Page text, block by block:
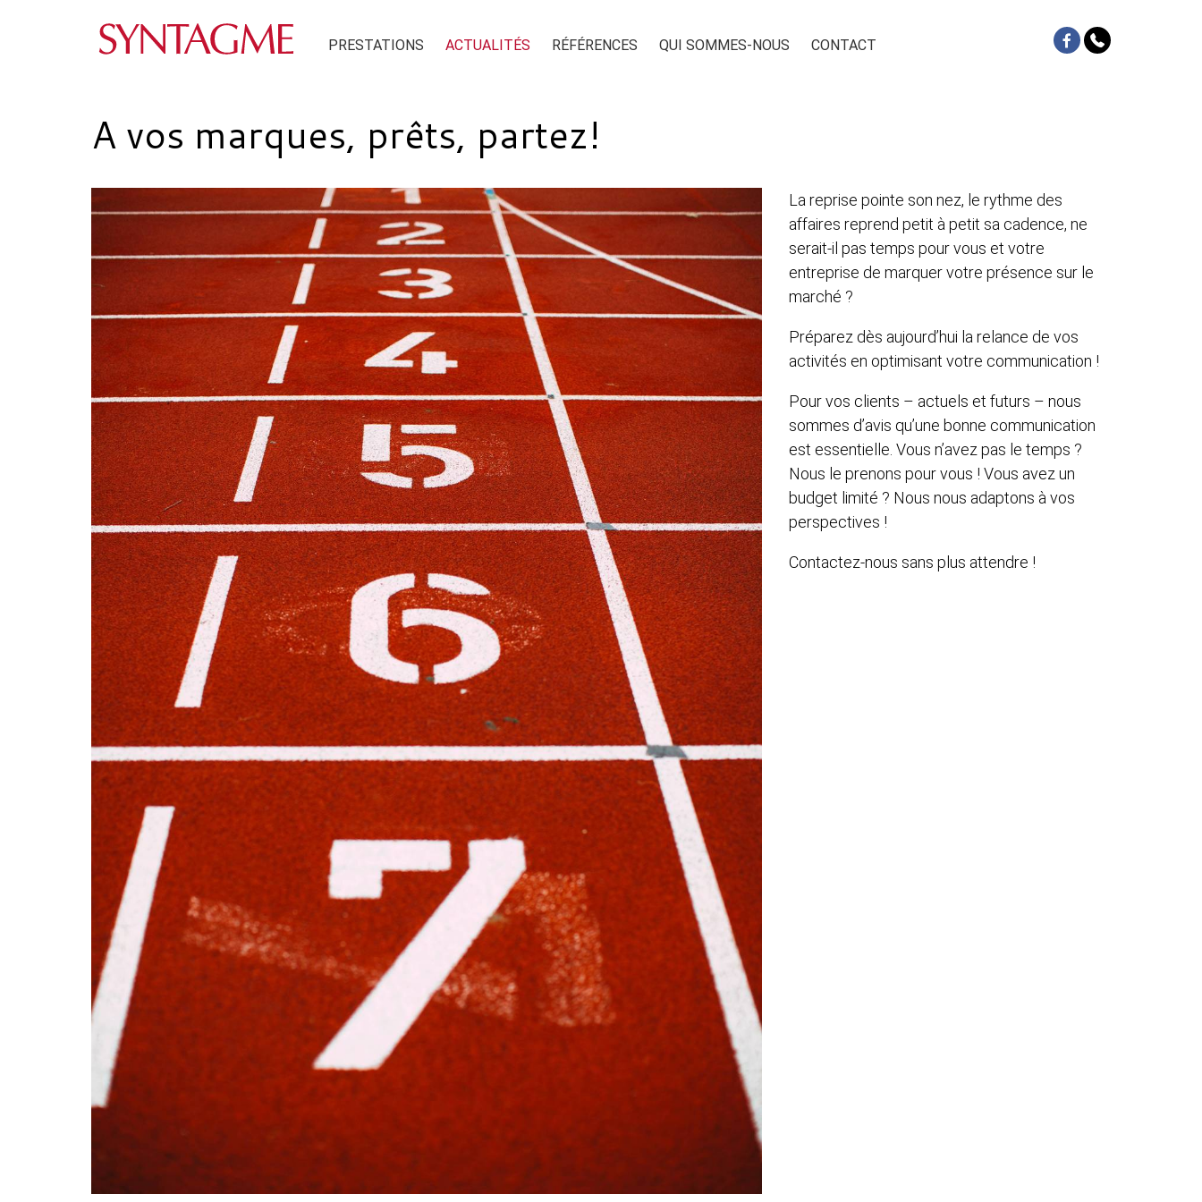
PRESTATIONS ACTUALITÉS RÉFÉRENCES QUI SOMMES-NOUS CONTACT
A vos marques, prêts, partez!
La reprise pointe son nez, le rythme des
affaires reprend petit à petit sa cadence, ne
serait-il pas temps pour vous et votre
entreprise de marquer votre présence sur le
marché ?
Préparez dès aujourd’hui la relance de vos
activités en optimisant votre communication !
Pour vos clients – actuels et futurs – nous
sommes d’avis qu’une bonne communication
est essentielle. Vous n’avez pas le temps ?
Nous le prenons pour vous ! Vous avez un
budget limité ? Nous nous adaptons à vos
perspectives !
Contactez-nous sans plus attendre !